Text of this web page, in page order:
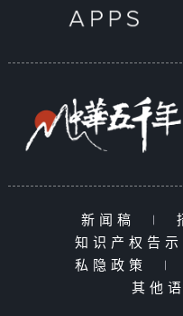
新闻稿 |
知识产权告示
私隐政策
|
其他